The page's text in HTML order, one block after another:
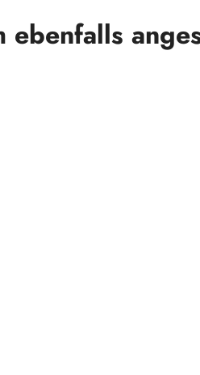
ebenfalls